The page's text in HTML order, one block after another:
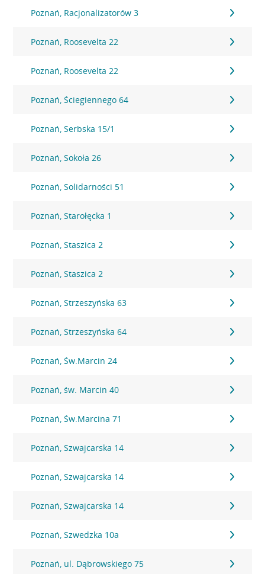
Poznań, Racjonalizatorów 3
Poznań, Roosevelta 22
Poznań, Roosevelta 22
Poznań, Ściegiennego 64
Poznań, Serbska 15/1
Poznań, Sokoła 26
Poznań, Solidarności 51
Poznań, Starołęcka 1
Poznań, Staszica 2
Poznań, Staszica 2
Poznań, Strzeszyńska 63
Poznań, Strzeszyńska 64
Poznań, Św.Marcin 24
Poznań, św. Marcin 40
Poznań, Św.Marcina 71
Poznań, Szwajcarska 14
Poznań, Szwajcarska 14
Poznań, Szwajcarska 14
Poznań, Szwedzka 10a
Poznań, ul. Dąbrowskiego 75